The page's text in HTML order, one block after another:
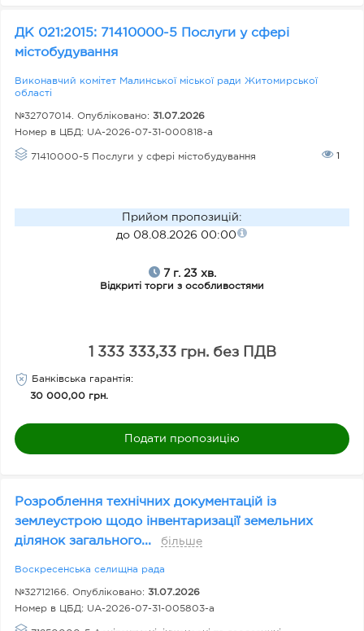
ДК 021:2015: 71410000-5 Послуги у сфері
містобудування
Виконавчий комітет Малинської міської ради Житомирської
області
№32707014. Опубліковано: 31.07.2026
Номер в ЦБД: UA-2026-07-31-000818-a
71410000-5 Послуги у сфері містобудування 1
Прийом пропозицій:
до 08.08.2026 00:00
7 г. 23 хв.
Відкриті торги з особливостями
1 333 333,33 грн. без ПДВ
Банківська гарантія:
30 000,00 грн.
Подати пропозицію
Розроблення технічних документацій із
землеустрою щодо інвентаризації земельних
ділянок загального...
більше
Воскресенська селищна рада
№32712166. Опубліковано: 31.07.2026
Номер в ЦБД: UA-2026-07-31-005803-a